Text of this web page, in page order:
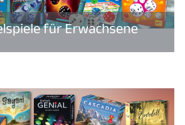
für Erwachsene